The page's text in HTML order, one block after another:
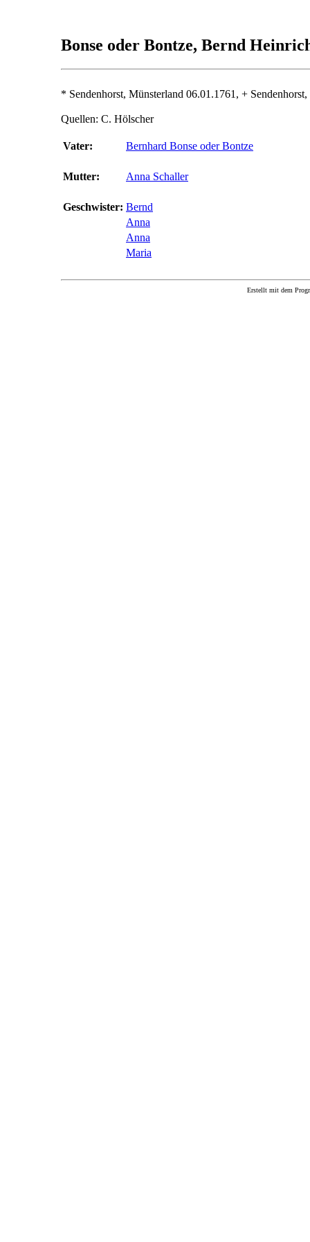
Bonse oder Bontze, Bernd
* Sendenhorst, Münsterland 06.01.1761, +
Quellen: C. Hölscher
Vater: Bernhard Bonse oder Bontze
Mutter: Anna Schaller
Geschwister: Bernd
Anna
Anna
Maria
Erstellt mit dem